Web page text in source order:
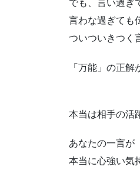
でも、言い過ぎ
言わな過ぎても
ついついきつく
「万能」の正解
本当は相手の活
あなたの一言が
本当に心強い気